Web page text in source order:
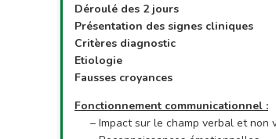
Déroulé des 2 jours
Présentation des signes cliniques
Critères diagnostic
Etiologie
Fausses croyances
Fonctionnement communicationnel :
– Impact sur le champ verbal et non